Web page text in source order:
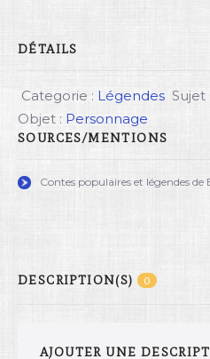
DÉTAILS
Categorie : Légendes Sujet :
Objet : Personnage
SOURCES/MENTIONS
Contes populaires et légendes de
DESCRIPTION(S) 0
AJOUTER UNE